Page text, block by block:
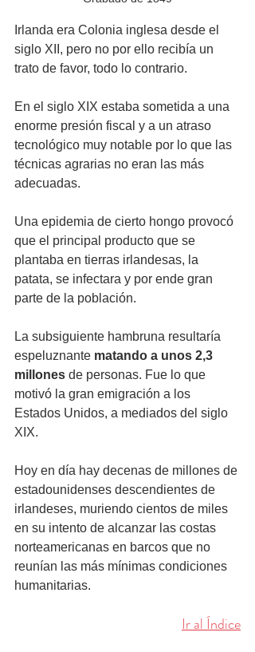
Irlanda era Colonia inglesa desde el
siglo XII, pero no por ello recibía un
trato de favor, todo lo contrario.
En el siglo XIX estaba sometida a una
enorme presión fiscal y a un atraso
tecnológico muy notable por lo que las
técnicas agrarias no eran las más
adecuadas.
Una epidemia de cierto hongo provocó
que el principal producto que se
plantaba en tierras irlandesas, la
patata, se infectara y por ende gran
parte de la población.
La subsiguiente hambruna resultaría
espeluznante matando a unos 2,3
millones de personas. Fue lo que
motivó la gran emigración a los
Estados Unidos, a mediados del siglo
XIX.
Hoy en día hay decenas de millones de
estadounidenses descendientes de
irlandeses, muriendo cientos de miles
en su intento de alcanzar las costas
norteamericanas en barcos que no
reunían las más mínimas condiciones
humanitarias.
Ir al Índice